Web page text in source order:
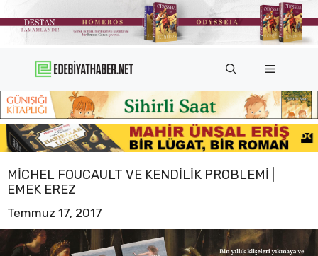
atla
Menü
MICHEL FOUCAULT VE KENDILIK PROBLEMI |
EMEK EREZ
Temmuz 17, 2017